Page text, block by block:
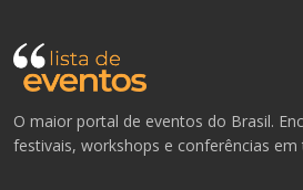
O maior portal de eventos do Brasil.
festivais, workshops e conferências em